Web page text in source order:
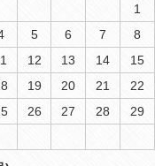
1
5 6 7
8
12 13 14
15
19 20 21
22
26 27 28
29